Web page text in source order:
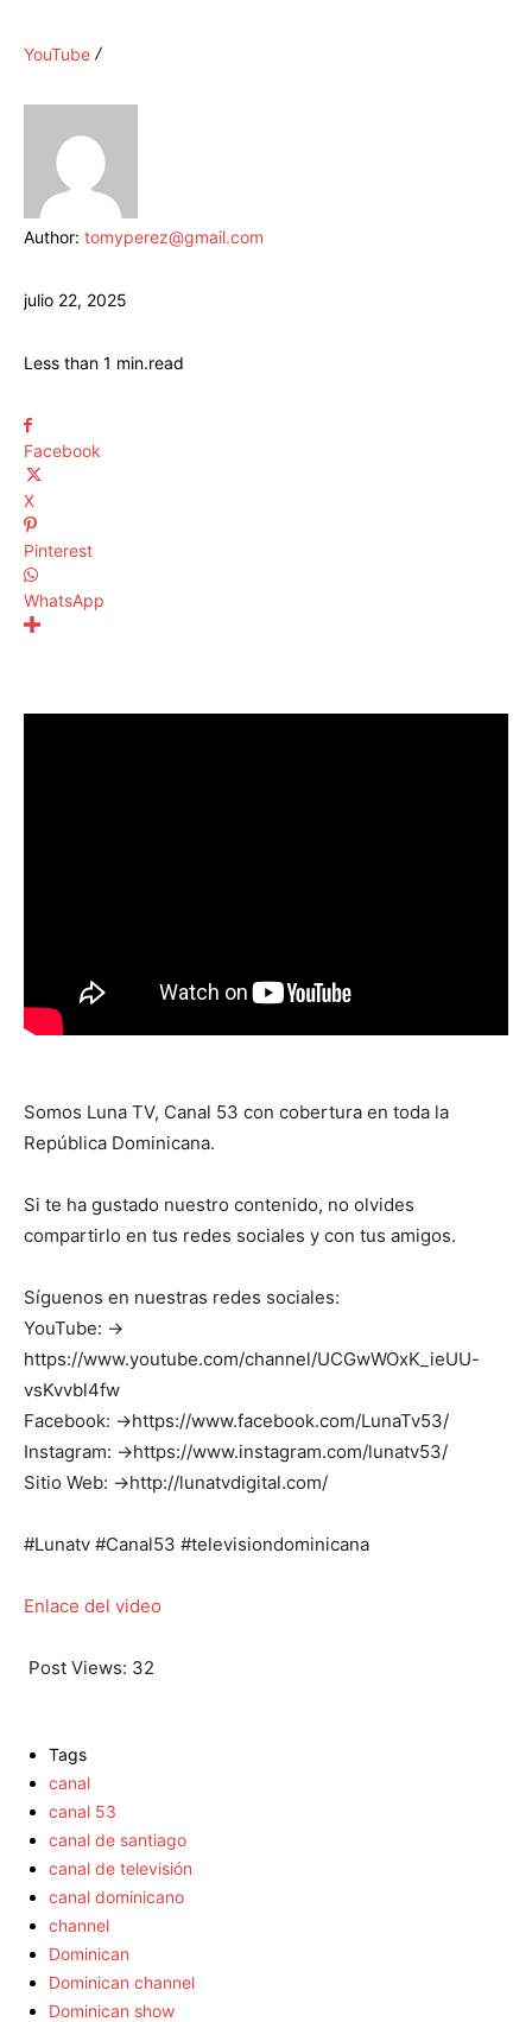
YouTube
Author: tomyperez@gmail.com
julio 22, 2025
Less than 1 min.read
Facebook
X
Pinterest
WhatsApp
Somos Luna TV, Canal 53 con cobertura en toda la
República Dominicana.
Si te ha gustado nuestro contenido, no olvides
compartirlo en tus redes sociales y con tus amigos.
Síguenos en nuestras redes sociales:
YouTube: →
https://www.youtube.com/channel/UCGwWOxK_ieUU-
vsKvvbl4fw
Facebook: →https://www.facebook.com/LunaTv53/
Instagram: →https://www.instagram.com/lunatv53/
Sitio Web: →http://lunatvdigital.com/
#Lunatv #Canal53 #televisiondominicana
Enlace del video
Post Views: 32
Tags
canal
canal 53
canal de santiago
canal de televisión
canal dominicano
channel
Dominican
Dominican channel
Dominican show